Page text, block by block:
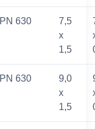
PN 630
7,5
x
1,5
PN 630
9,0
x
1,5